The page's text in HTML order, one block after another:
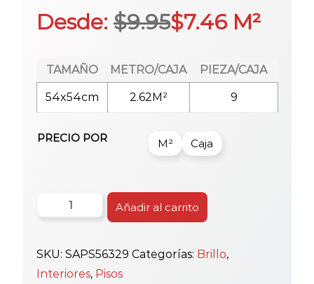
Desde: $9.95$7.46M²
TAMAÑO METRO/CAJA PIEZA/CAJA
54x54cm 2.62M² 9
PRECIO POR M² Caja
Arielle
56329
Miami
Añadir al carrito
SKU: SAPS56329 Categorías: Brillo,
Interiores, Pisos